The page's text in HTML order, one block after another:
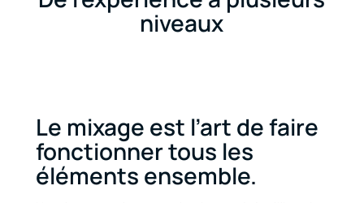
niveaux
Le mixage est l’art de faire
fonctionner tous les
éléments ensemble.